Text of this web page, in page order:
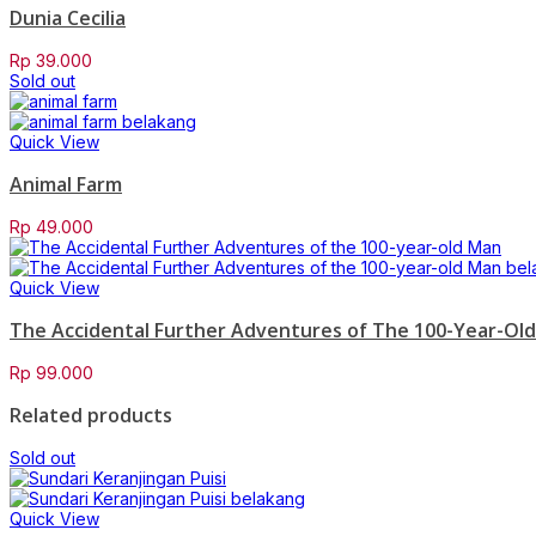
Dunia Cecilia
Rp 39.000
Sold out
Quick View
Animal Farm
Rp 49.000
Quick View
The Accidental Further Adventures of The 100-Year-
Rp 99.000
Related products
Sold out
Quick View